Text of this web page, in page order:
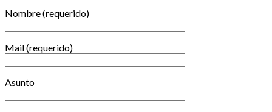
Nombre (requerido)
Mail (requerido)
Asunto